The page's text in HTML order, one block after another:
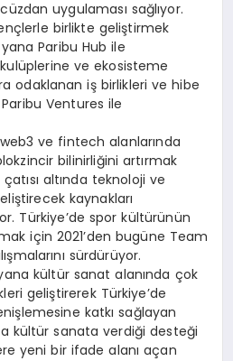
uygulaması sağlıyor.
birlikte geliştirmek
Paribu Hub ile
ve ekosisteme
odaklanan iş birlikleri ve hibe
Ventures ile
ve fintech alanlarında
bilinirliğini artırmak
altında teknoloji ve
kaynakları
Türkiye’de spor kültürünün
için 2021’den bugüne Team
sürdürüyor.
kültür sanat alanında çok
geliştirerek Türkiye’de
katkı sağlayan
kültür sanata verdiği desteği
yeni bir ifade alanı açan